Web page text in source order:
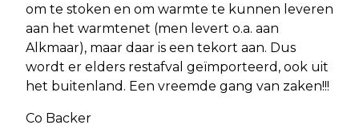
om te stoken en om warmte te kunnen leveren
aan het warmtenet (men levert o.a. aan
Alkmaar), maar daar is een tekort aan. Dus
wordt er elders restafval geïmporteerd, ook uit
het buitenland. Een vreemde gang van zaken!!!
Co Backer